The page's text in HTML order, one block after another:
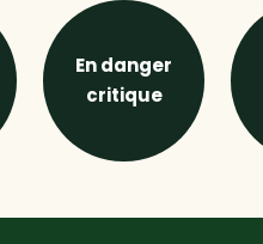
En danger
critique